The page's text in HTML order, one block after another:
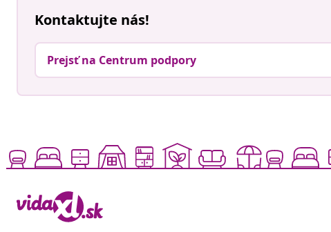
Kontaktujte nás!
Prejsť na Centrum podpory